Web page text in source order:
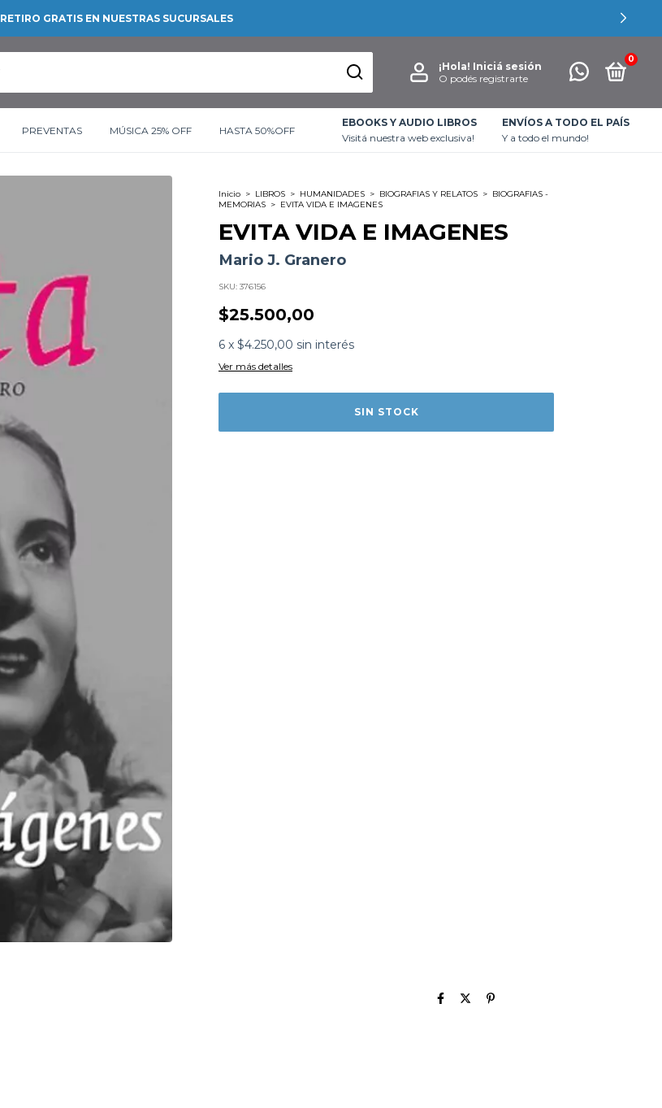
RETIRO GRATIS EN NUESTRAS SUCURSALES
¡Hola! Iniciá sesión
O podés registrarte
0
PREVENTAS MÚSICA 25% OFF HASTA 50%OFF
EBOOKS Y AUDIO LIBROS
Visitá nuestra web exclusiva!
ENVÍOS A TODO EL PAÍS
Y a todo el mundo!
Inicio > LIBROS > HUMANIDADES > BIOGRAFIAS Y RELATOS > BIOGRAFIAS -
MEMORIAS > EVITA VIDA E IMAGENES
EVITA VIDA E IMAGENES
Mario J. Granero
SKU: 376156
$25.500,00
6 x $4.250,00 sin interés
Ver más detalles